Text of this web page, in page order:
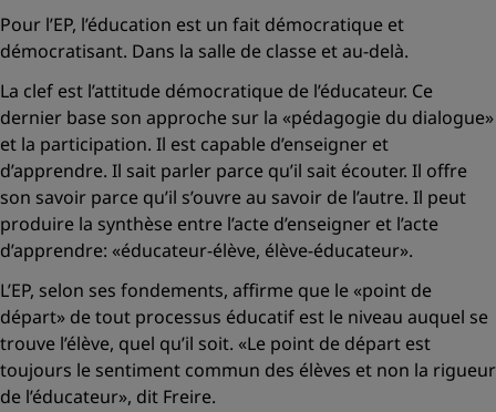
Pour l’EP, l’éducation est un fait démocratique et
démocratisant. Dans la salle de classe et au-delà.
La clef est l’attitude démocratique de l’éducateur. Ce
dernier base son approche sur la «pédagogie du dialogue»
et la participation. Il est capable d’enseigner et
d’apprendre. Il sait parler parce qu’il sait écouter. Il offre
son savoir parce qu’il s’ouvre au savoir de l’autre. Il peut
produire la synthèse entre l’acte d’enseigner et l’acte
d’apprendre: «éducateur-élève, élève-éducateur».
L’EP, selon ses fondements, affirme que le «point de
départ» de tout processus éducatif est le niveau auquel se
trouve l’élève, quel qu’il soit. «Le point de départ est
toujours le sentiment commun des élèves et non la rigueur
de l’éducateur», dit Freire.